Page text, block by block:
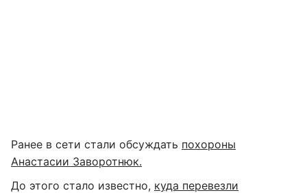
Ранее в сети стали обсуждать похороны
Анастасии Заворотнюк.
До этого стало известно, куда перевезли